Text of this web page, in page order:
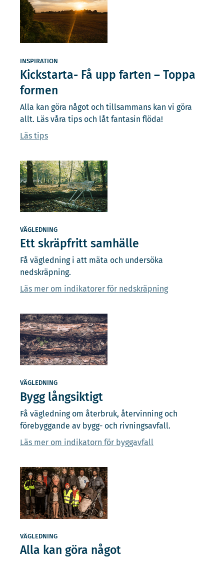
INSPIRATION
Kickstarta- Få upp farten – Toppa
formen
Alla kan göra något och tillsammans kan vi göra
allt. Läs våra tips och låt fantasin flöda!
Läs tips
VÄGLEDNING
Ett skräpfritt samhälle
Få vägledning i att mäta och undersöka
nedskräpning.
Läs mer om indikatorer för nedskräpning
VÄGLEDNING
Bygg långsiktigt
Få vägledning om återbruk, återvinning och
förebyggande av bygg- och rivningsavfall.
Läs mer om indikatorn för byggavfall
VÄGLEDNING
Alla kan göra något